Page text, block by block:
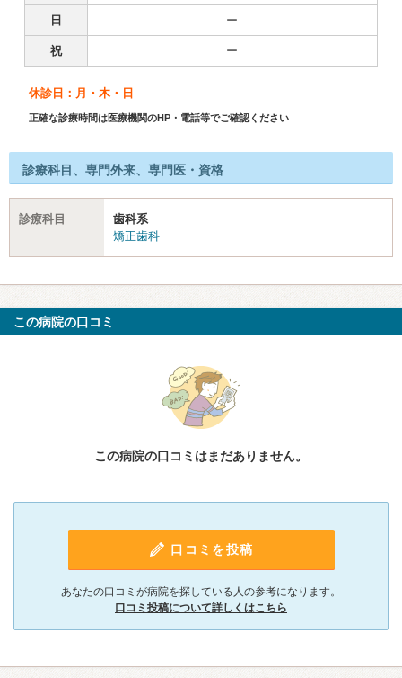
日 ー
祝 ー
休診日：月・木・日
正確な診療時間は医療機関のHP・電話等でご確認ください
診療科目、専門外来、専門医・資格
診療科目
歯科系
矯正歯科
この病院の口コミ
この病院の口コミはまだありません。
口コミを投稿
あなたの口コミが病院を探している人の参考になります。
口コミ投稿について詳しくはこちら